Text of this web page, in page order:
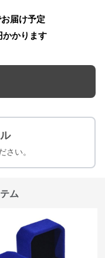
届け予定
かかります
さい。
ム